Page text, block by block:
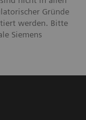
Gründe
werden. Bitte
Siemens